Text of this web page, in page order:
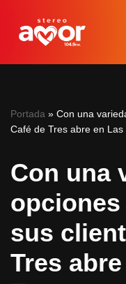
Saltar
Portada » Con una
Café de Tres abre en
Con una
sus
Tres